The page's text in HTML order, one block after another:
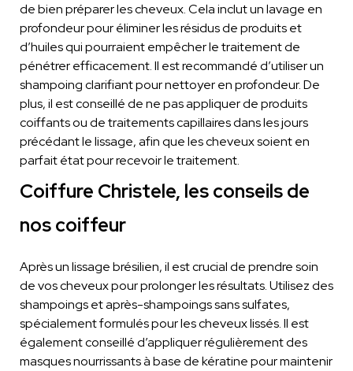
de bien préparer les cheveux. Cela inclut un lavage en
profondeur pour éliminer les résidus de produits et
d’huiles qui pourraient empêcher le traitement de
pénétrer efficacement. Il est recommandé d’utiliser un
shampoing clarifiant pour nettoyer en profondeur. De
plus, il est conseillé de ne pas appliquer de produits
coiffants ou de traitements capillaires dans les jours
précédant le lissage, afin que les cheveux soient en
parfait état pour recevoir le traitement.
Coiffure Christele, les conseils de
nos coiffeur
Après un lissage brésilien, il est crucial de prendre soin
de vos cheveux pour prolonger les résultats. Utilisez des
shampoings et après-shampoings sans sulfates,
spécialement formulés pour les cheveux lissés. Il est
également conseillé d’appliquer régulièrement des
masques nourrissants à base de kératine pour maintenir